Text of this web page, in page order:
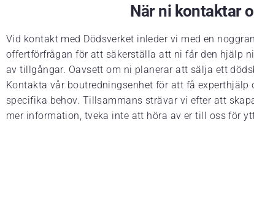
När ni kontaktar
Vid kontakt med Dödsverket inleder vi med en
offertförfrågan för att säkerställa att ni får den hjälp
av tillgångar. Oavsett om ni planerar att sälja ett
Kontakta vår boutredningsenhet för att få
specifika behov. Tillsammans strävar vi efter att
mer information, tveka inte att höra av er till oss för